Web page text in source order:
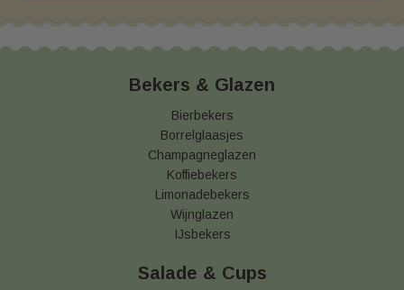
Bekers & Glazen
Bierbekers
Borrelglaasjes
Champagneglazen
Koffiebekers
Limonadebekers
Wijnglazen
IJsbekers
Salade & Cups